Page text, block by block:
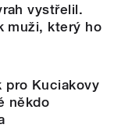
vystřelil.
muži, který ho
pro Kuciakovy
někdo